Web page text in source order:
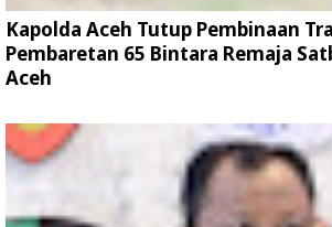
Kapolda Aceh Tutup Pembinaan
Pembaretan 65 Bintara Remaja
Aceh